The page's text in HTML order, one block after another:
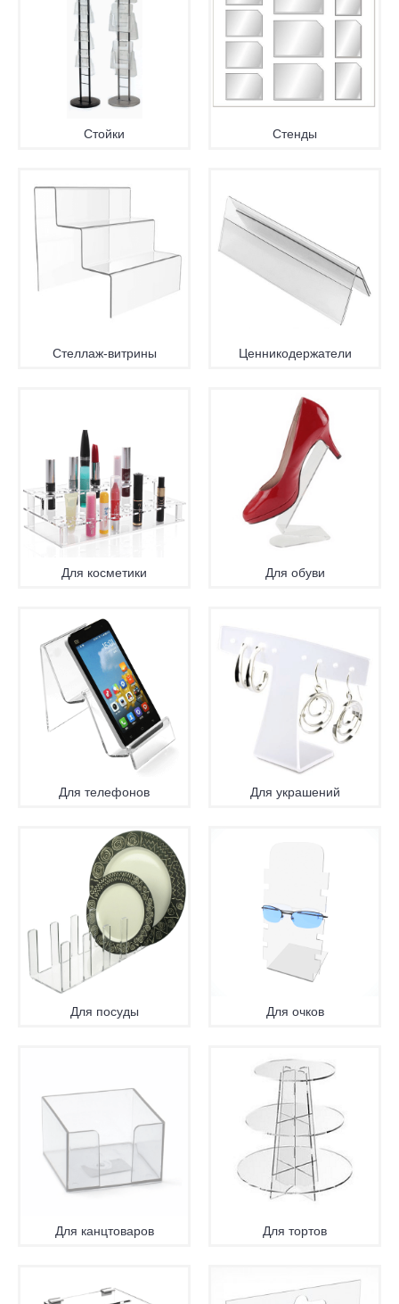
Стойки Стенды
Стеллаж-витрины Ценникодержатели
Для косметики Для обуви
Для телефонов Для украшений
Для посуды Для очков
Для канцтоваров Для тортов